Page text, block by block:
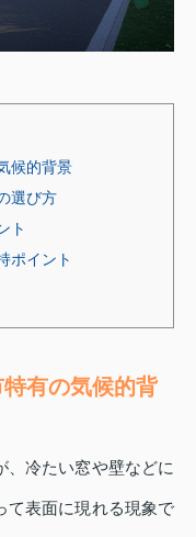
候的背景
選び方
ト
ポイント
有の気候的背
、冷たい窓や壁などに
て表面に現れる現象で